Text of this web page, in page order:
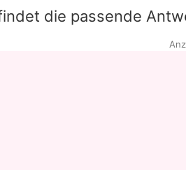
die passende